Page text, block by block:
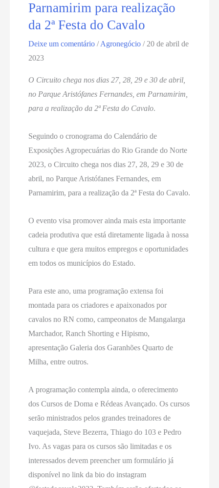
Parnamirim para realização
da 2ª Festa do Cavalo
Deixe um comentário /Agronegócio / 20 de abril de
2023
O Circuito chega nos dias 27, 28, 29 e 30 de abril,
no Parque Aristófanes Fernandes, em Parnamirim,
para a realização da 2ª Festa do Cavalo.
Seguindo o cronograma do Calendário de
Exposições Agropecuárias do Rio Grande do Norte
2023, o Circuito chega nos dias 27, 28, 29 e 30 de
abril, no Parque Aristófanes Fernandes, em
Parnamirim, para a realização da 2ª Festa do Cavalo.
O evento visa promover ainda mais esta importante
cadeia produtiva que está diretamente ligada à nossa
cultura e que gera muitos empregos e oportunidades
em todos os municípios do Estado.
Para este ano, uma programação extensa foi
montada para os criadores e apaixonados por
cavalos no RN como, campeonatos de Mangalarga
Marchador, Ranch Shorting e Hipismo,
apresentação Galeria dos Garanhões Quarto de
Milha, entre outros.
A programação contempla ainda, o oferecimento
dos Cursos de Doma e Rédeas Avançado. Os cursos
serão ministrados pelos grandes treinadores de
vaquejada, Steve Bezerra, Thiago do 103 e Pedro
Ivo. As vagas para os cursos são limitadas e os
interessados devem preencher um formulário já
disponível no link da bio do instagram